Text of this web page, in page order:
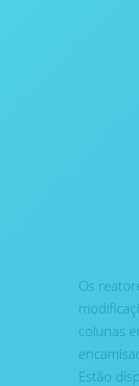
Os
colunas
Estão